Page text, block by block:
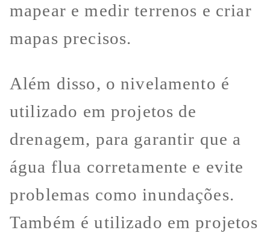
mapear e medir terrenos e criar
mapas precisos.
Além disso, o nivelamento é
utilizado em projetos de
drenagem, para garantir que a
água flua corretamente e evite
problemas como inundações.
Também é utilizado em projetos